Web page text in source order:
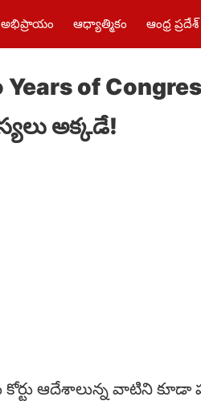
అభిప్రాయం ఆధ్యాత్మికం ఆంధ్ర ప్రదేశ్
Years of
అక్కడే!
కోర్టు ఆదేశాలున్న వాటిని కూడా